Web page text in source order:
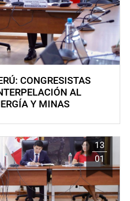
CONGRESISTAS
AL
Y MINAS
13
01